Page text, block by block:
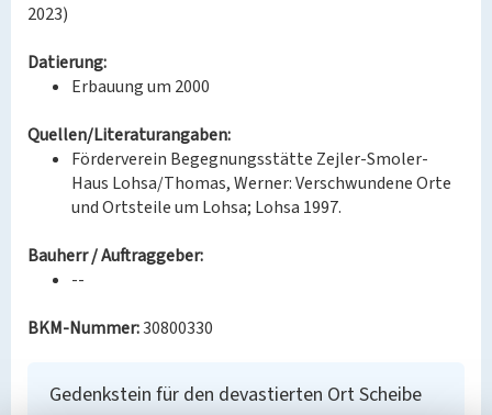
2023)
Datierung:
Erbauung um 2000
Quellen/Literaturangaben:
Förderverein Begegnungsstätte Zejler-Smoler-
Haus Lohsa/Thomas, Werner: Verschwundene Orte
und Ortsteile um Lohsa; Lohsa 1997.
Bauherr / Auftraggeber:
--
BKM-Nummer:30800330
Gedenkstein für den devastierten Ort Scheibe